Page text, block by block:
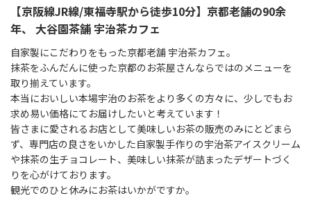
【京阪線JR線/東福寺駅から徒歩10分】京都老舗の90余
年、 大谷園茶舗 宇治茶カフェ
自家製にこだわりをもった京都老舗 宇治茶カフェ。
抹茶をふんだんに使った京都のお茶屋さんならではのメニューを
取り揃えています。
本当においしい本場宇治のお茶をより多くの方々に、少しでもお
求め易い価格にてお届けしたいと考えています！
皆さまに愛されるお店として美味しいお茶の販売のみにとどまら
ず、専門店の良さをいかした自家製手作りの宇治茶アイスクリーム
や抹茶の生チョコレート、美味しい抹茶が詰まったデザートづく
りを心がけております。
観光でのひと休みにお茶はいかがですか。